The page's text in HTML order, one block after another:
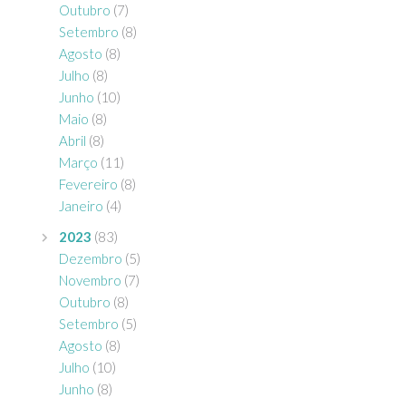
Outubro (7)
Setembro (8)
Agosto (8)
Julho (8)
Junho (10)
Maio (8)
Abril (8)
Março (11)
Fevereiro (8)
Janeiro (4)
2023 (83)
Dezembro (5)
Novembro (7)
Outubro (8)
Setembro (5)
Agosto (8)
Julho (10)
Junho (8)